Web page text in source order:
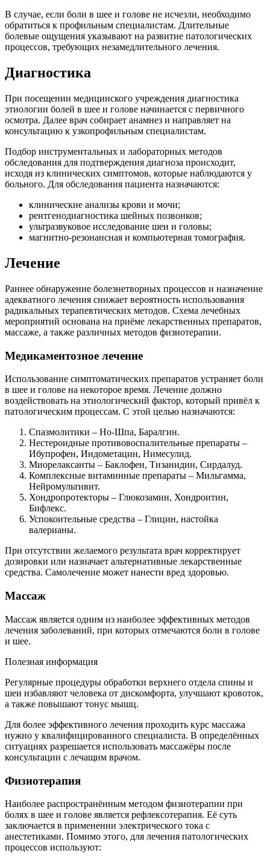
В случае, если боли в шее и голове не исчезли, необходимо
обратиться к профильным специалистам. Длительные
болевые ощущения указывают на развитие патологических
процессов, требующих незамедлительного лечения.
Диагностика
При посещении медицинского учреждения диагностика
этиологии болей в шее и голове начинается с первичного
осмотра. Далее врач собирает анамнез и направляет на
консультацию к узкопрофильным специалистам.
Подбор инструментальных и лабораторных методов
обследования для подтверждения диагноза происходит,
исходя из клинических симптомов, которые наблюдаются у
больного. Для обследования пациента назначаются:
клинические анализы крови и мочи;
рентгенодиагностика шейных позвонков;
ультразвуковое исследование шеи и головы;
магнитно-резонансная и компьютерная томография.
Лечение
Раннее обнаружение болезнетворных процессов и назначение
адекватного лечения снижает вероятность использования
радикальных терапевтических методов. Схема лечебных
мероприятий основана на приёме лекарственных препаратов,
массаже, а также различных методов физиотерапии.
Медикаментозное лечение
Использование симптоматических препаратов устраняет боли
в шее и голове на некоторое время. Лечение должно
воздействовать на этиологический фактор, который привёл к
патологическим процессам. С этой целью назначаются:
Спазмолитики – Но-Шпа, Баралгин.
Нестероидные противовоспалительные препараты –
Ибупрофен, Индометацин, Нимесулид.
Миорелаксанты – Баклофен, Тизанидин, Сирдалуд.
Комплексные витаминные препараты – Мильгамма,
Нейромультивит.
Хондропротекторы – Глюкозамин, Хондроитин,
Бифлекс.
Успокоительные средства – Глицин, настойка
валерианы.
При отсутствии желаемого результата врач корректирует
дозировки или назначает альтернативные лекарственные
средства. Самолечение может нанести вред здоровью.
Массаж
Массаж является одним из наиболее эффективных методов
лечения заболеваний, при которых отмечаются боли в голове
и шее.
Полезная информация
Регулярные процедуры обработки верхнего отдела спины и
шеи избавляют человека от дискомфорта, улучшают кровоток,
а также повышают тонус мышц.
Для более эффективного лечения проходить курс массажа
нужно у квалифицированного специалиста. В определённых
ситуациях разрешается использовать массажёры после
консультации с лечащим врачом.
Физиотерапия
Наиболее распространённым методом физиотерапии при
болях в шее и голове является рефлексотерапия. Её суть
заключается в применении электрического тока с
анестетиками. Помимо этого, для лечения патологических
процессов используют: